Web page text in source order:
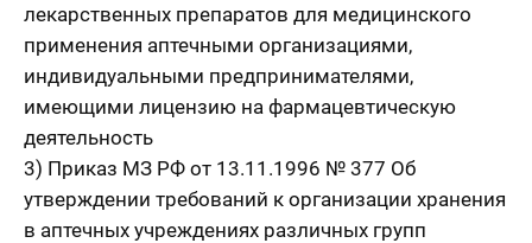
лекарственных препаратов для медицинского
применения аптечными организациями,
индивидуальными предпринимателями,
имеющими лицензию на фармацевтическую
деятельность
3) Приказ МЗ РФ от 13.11.1996 № 377 Об
утверждении требований к организации хранения
в аптечных учреждениях различных групп